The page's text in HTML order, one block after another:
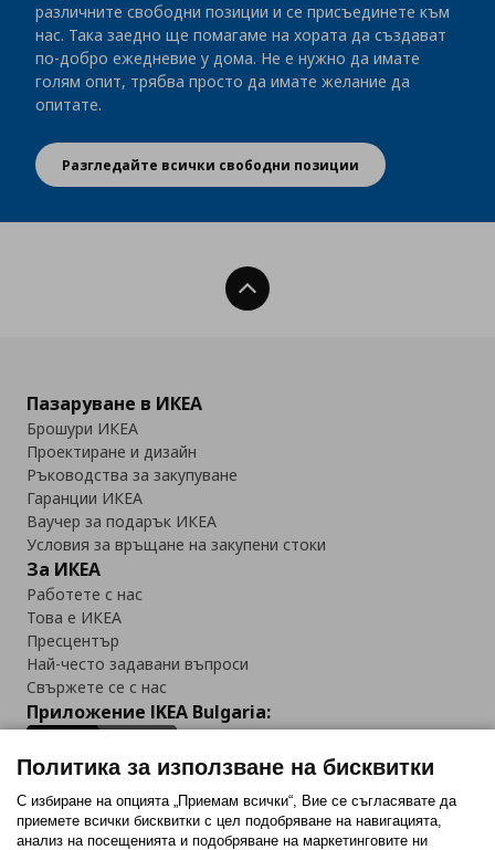
различните свободни позиции и се присъединете към
нас. Така заедно ще помагаме на хората да създават
по-добро ежедневие у дома. Не е нужно да имате
голям опит, трябва просто да имате желание да
опитате.
Разгледайте всички свободни позиции
Нагоре
Пазаруване в ИКЕА
Брошури ИКЕА
Проектиране и дизайн
Ръководства за закупуване
Гаранции ИКЕА
Ваучер за подарък ИКЕА
Условия за връщане на закупени стоки
За ИКЕА
Работете с нас
Това е ИКЕА
Пресцентър
Най-често задавани въпроси
Свържете се с нас
Приложение IKEA Bulgaria:
Последвайте ни:
Политика за използване на бисквитки
С избиране на опцията „Приемам всички“, Вие се съгласявате да
приемете всички бисквитки с цел подобряване на навигацията,
анализ на посещенията и подобряване на маркетинговите ни